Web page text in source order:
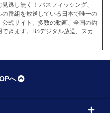
逃し無く！ バスフィッシング、
番組を放送している日本で唯一の
式サイト。多数の動画、全国の釣
きます。BSデジタル放送、スカ
へ